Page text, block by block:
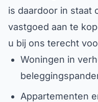
is daardoor in staat
vastgoed aan te
u bij ons terecht
Woningen in
Appartementen